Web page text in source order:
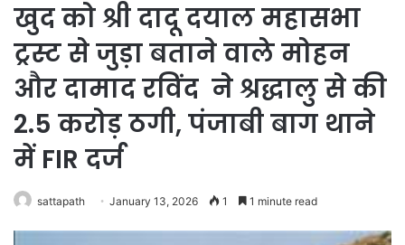
खुद को श्री दादू दयाल महासभा
ट्रस्ट से जुड़ा बताने वाले मोहन
और दामाद रविंद ने श्रद्धालु से की
2.5 करोड़ ठगी, पंजाबी बाग थाने
में FIR दर्ज
sattapath January 13, 2026 1 1 minute read